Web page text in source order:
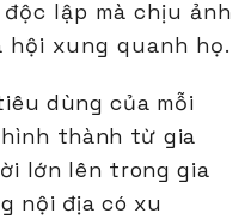
lập mà chịu ảnh
xung quanh họ.
dùng của mỗi
thành từ gia
lớn lên trong gia
nội địa có xu